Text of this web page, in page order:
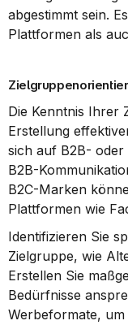
abgestimmt sein.
Plattformen als
Die Kenntnis Ihrer
Erstellung
sich auf B2B-
B2B-
B2C-Marken
Plattformen wie
Identifizieren Sie
Zielgruppe, wie
Erstellen Sie
Bedürfnisse
Werbeformate,